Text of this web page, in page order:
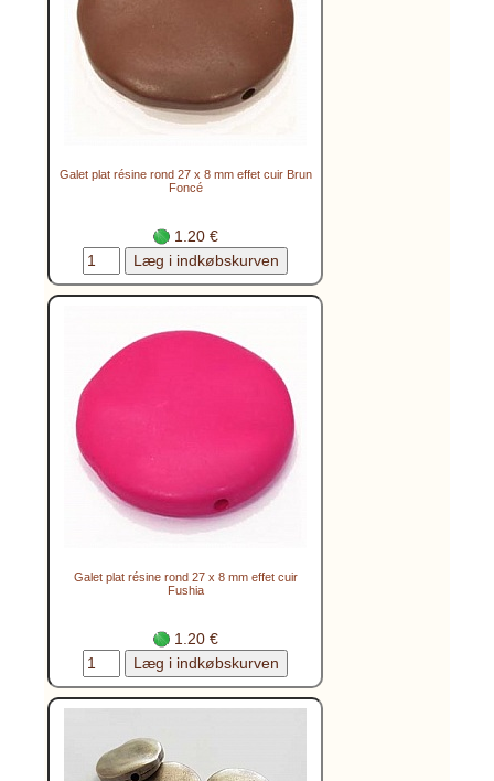
Galet plat résine rond 27 x 8 mm effet cuir Brun
Foncé
1.20 €
Galet plat résine rond 27 x 8 mm effet cuir
Fushia
1.20 €